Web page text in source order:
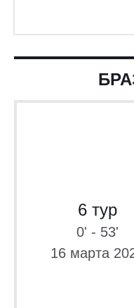
6 тур
0' - 53'
16 марта